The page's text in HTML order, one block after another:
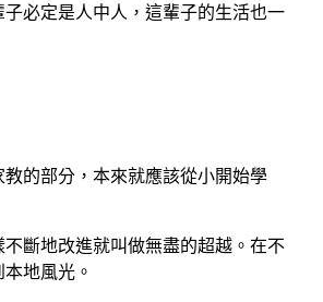
必定是人中人，這輩子的生活也一
的部分，本來就應該從小開始學
斷地改進就叫做無盡的超越。在不
地風光。